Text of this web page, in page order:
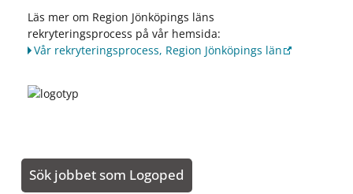
Läs mer om Region Jönköpings läns
rekryteringsprocess på vår hemsida:
Vår rekryteringsprocess, Region Jönköpings län
Sök jobbet som Logoped